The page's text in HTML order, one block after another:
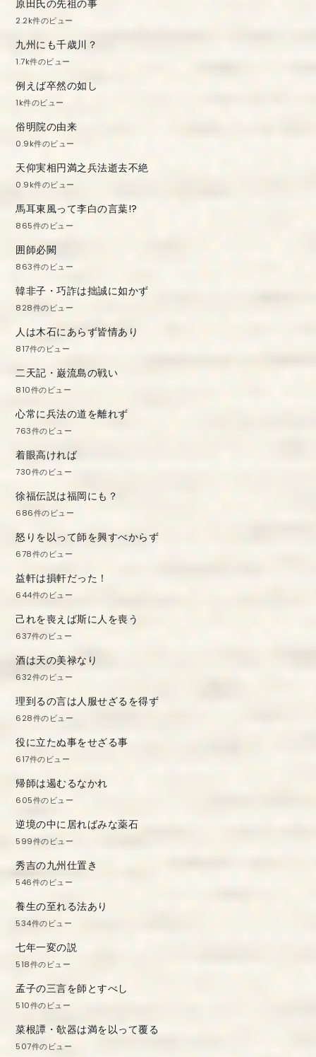
原田氏の先祖の事
2.2k件のビュー
九州にも千歳川？
1.7k件のビュー
例えば卒然の如し
1k件のビュー
俗明院の由来
0.9k件のビュー
天仰実相円満之兵法逝去不絶
0.9k件のビュー
馬耳東風って李白の言葉!?
865件のビュー
囲師必闕
863件のビュー
韓非子・巧詐は拙誠に如かず
828件のビュー
人は木石にあらず皆情あり
817件のビュー
二天記・巌流島の戦い
810件のビュー
心常に兵法の道を離れず
763件のビュー
着眼高ければ
730件のビュー
徐福伝説は福岡にも？
686件のビュー
怒りを以って師を興すべからず
678件のビュー
益軒は損軒だった！
644件のビュー
己れを喪えば斯に人を喪う
637件のビュー
酒は天の美禄なり
632件のビュー
理到るの言は人服せざるを得ず
628件のビュー
役に立たぬ事をせざる事
617件のビュー
帰師は遏むるなかれ
605件のビュー
逆境の中に居ればみな薬石
599件のビュー
秀吉の九州仕置き
546件のビュー
養生の至れる法あり
534件のビュー
七年一変の説
518件のビュー
孟子の三言を師とすべし
510件のビュー
菜根譚・欹器は満を以って覆る
507件のビュー